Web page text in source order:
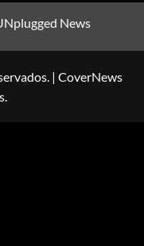
News
| CoverNews